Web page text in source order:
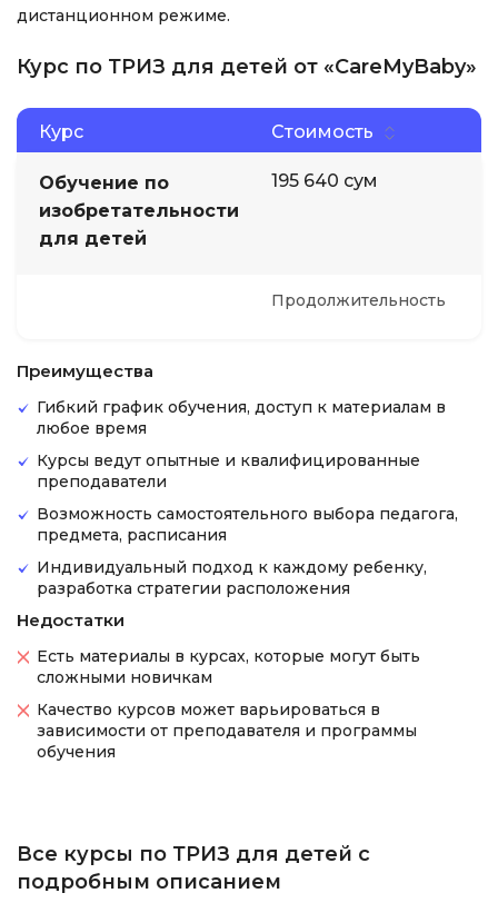
дистанционном режиме.
Курс по ТРИЗ для детей от «CareMyBaby»
Курс Стоимость
Обучение по
изобретательности
для детей
195 640 сум
Продолжительность
Преимущества
Гибкий график обучения, доступ к материалам в
любое время
Курсы ведут опытные и квалифицированные
преподаватели
Возможность самостоятельного выбора педагога,
предмета, расписания
Индивидуальный подход к каждому ребенку,
разработка стратегии расположения
Недостатки
Есть материалы в курсах, которые могут быть
сложными новичкам
Качество курсов может варьироваться в
зависимости от преподавателя и программы
обучения
Все курсы по ТРИЗ для детей с
подробным описанием